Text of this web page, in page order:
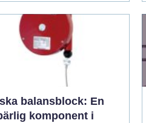
balansblock: En
komponent i